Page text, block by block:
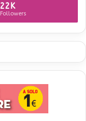
22K
Followers